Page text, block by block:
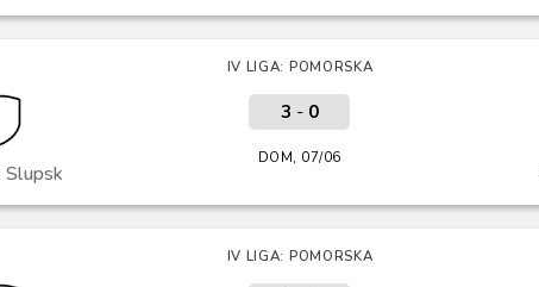
IV LIGA: POMORSKA
3 - 0
DOM, 07/06
IV LIGA: POMORSKA